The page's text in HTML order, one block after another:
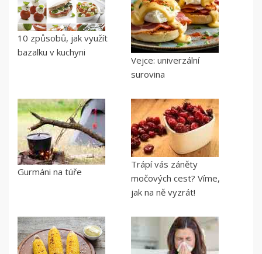
10 způsobů, jak využít
bazalku v kuchyni
Vejce: univerzální
surovina
Gurmáni na túře
Trápí vás záněty
močových cest? Víme,
jak na ně vyzrát!